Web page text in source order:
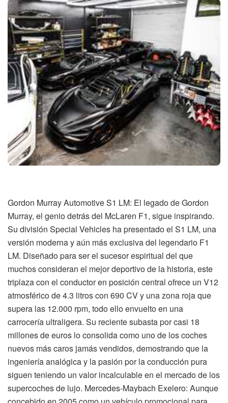
Gordon Murray Automotive S1 LM: El legado de Gordon
Murray, el genio detrás del McLaren F1, sigue inspirando.
Su división Special Vehicles ha presentado el S1 LM, una
versión moderna y aún más exclusiva del legendario F1
LM. Diseñado para ser el sucesor espiritual del que
muchos consideran el mejor deportivo de la historia, este
triplaza con el conductor en posición central ofrece un V12
atmosférico de 4.3 litros con 690 CV y una zona roja que
supera las 12.000 rpm, todo ello envuelto en una
carrocería ultraligera. Su reciente subasta por casi 18
millones de euros lo consolida como uno de los coches
nuevos más caros jamás vendidos, demostrando que la
ingeniería analógica y la pasión por la conducción pura
siguen teniendo un valor incalculable en el mercado de los
supercoches de lujo. Mercedes-Maybach Exelero: Aunque